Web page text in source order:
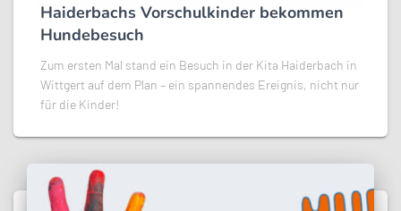
Haiderbachs Vorschulkinder bekommen
Hundebesuch
Zum ersten Mal stand ein Besuch in der Kita Haiderbach in
Wittgert auf dem Plan – ein spannendes Ereignis, nicht nur
für die Kinder!